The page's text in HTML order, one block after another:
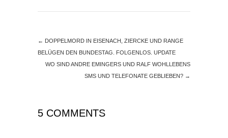
← DOPPELMORD IN EISENACH, ZIERCKE UND RANGE
BELÜGEN DEN BUNDESTAG. FOLGENLOS. UPDATE
WO SIND ANDRE EMINGERS UND RALF WOHLLEBENS
SMS UND TELEFONATE GEBLIEBEN? →
5 COMMENTS